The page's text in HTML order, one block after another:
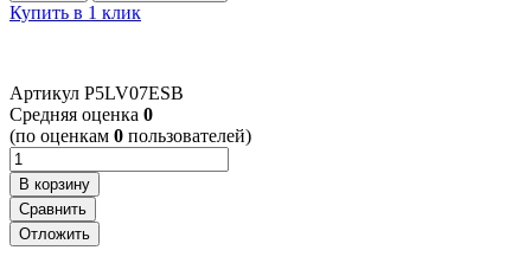
Купить в 1 клик
Артикул P5LV07ESB
Cредняя оценка 0
(по оценкам 0 пользователей)
В корзину
Сравнить
Отложить